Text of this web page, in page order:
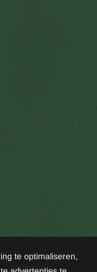
.
te optimaliseren,